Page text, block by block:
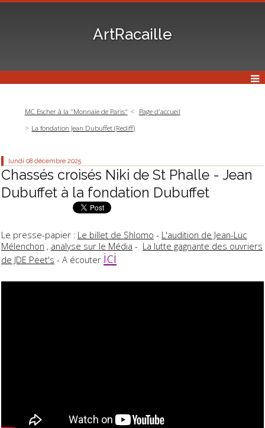
ArtRacaille
MC Escher à la "Monnaie de Paris"
Page d'accueil
La fondation Jean Dubuffet (Rediff)
lundi 08 décembre 2025
Chassés croisés Niki de St Phalle - Jean
Dubuffet à la fondation Dubuffet
Le presse-papier : Le billet de Shlomo - L'audition de Jean-Luc
Mélenchon , analyse sur le Média - La lutte gagnante des ouvriers
de JDE Peet's - A écouter ici